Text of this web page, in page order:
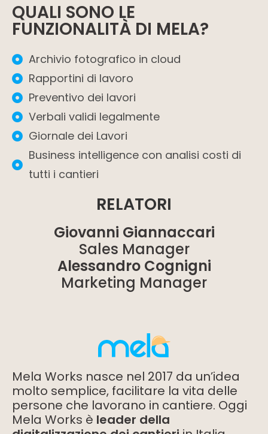
QUALI SONO LE
FUNZIONALITÀ DI MELA?
Archivio fotografico in cloud
Rapportini di lavoro
Preventivo dei lavori
Verbali validi legalmente
Giornale dei Lavori
Business intelligence con analisi costi di
tutti i cantieri
RELATORI
Giovanni Giannaccari
Sales Manager
Alessandro Cognigni
Marketing Manager
Mela Works nasce nel 2017 da un’idea
molto semplice, facilitare la vita delle
persone che lavorano in cantiere. Oggi
Mela Works è leader della